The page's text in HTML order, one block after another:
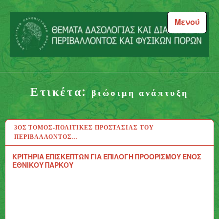
Μεταπηδήστε
περιεχόμενο
Θέματα Δασολογίας και
Διαχείρισης Περιβάλλοντος
και Φυσικών Πόρων
Μενού
Ετικέτα: βιώσιμη ανάπτυξη
3ΟΣ ΤΌΜΟΣ-ΠΟΛΙΤΙΚΈΣ ΠΡΟΣΤΑΣΊΑΣ ΤΟΥ
ΠΕΡΙΒΆΛΛΟΝΤΟΣ…
ΚΡΙΤΗΡΙΑ ΕΠΙΣΚΕΠΤΩΝ ΓΙΑ ΕΠΙΛΟΓΗ ΠΡΟΟΡΙΣΜΟΥ ΕΝΟΣ
ΕΘΝΙΚΟΥ ΠΑΡΚΟΥ
13 ΑΥΓ 2020